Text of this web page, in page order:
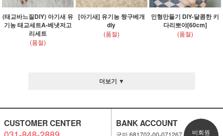
(태교바느질DIY) 아기새 유
기농 태교세트A-베냇저고
리세트
(품절)
[아기새] 유기농 짱구베개
diy
(품절)
인형만들기 DIY-달콤한 키
다리뽀야[60cm]
(품절)
더보기 ▼
CUSTOMER CENTER BANK ACCOUNT
국민 681702-00-071267
비회원